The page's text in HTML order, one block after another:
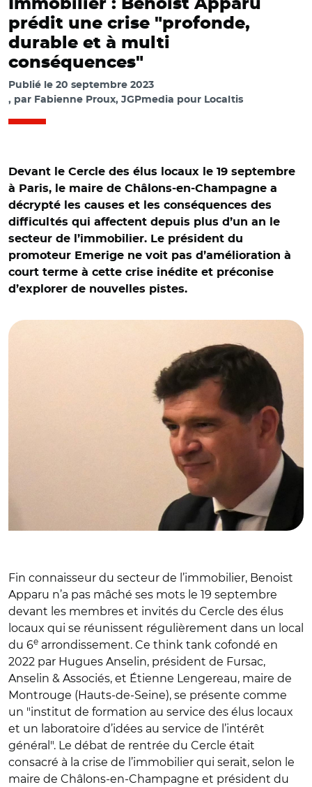
Immobilier : Benoist Apparu
prédit une crise "profonde,
durable et à multi
conséquences"
Publié le 20 septembre 2023
par Fabienne Proux, JGPmedia pour Localtis
Devant le Cercle des élus locaux le 19 septembre
à Paris, le maire de Châlons-en-Champagne a
décrypté les causes et les conséquences des
difficultés qui affectent depuis plus d’un an le
secteur de l’immobilier. Le président du
promoteur Emerige ne voit pas d’amélioration à
court terme à cette crise inédite et préconise
d’explorer de nouvelles pistes.
Fin connaisseur du secteur de l’immobilier, Benoist
Apparu n’a pas mâché ses mots le 19 septembre
devant les membres et invités du Cercle des élus
locaux qui se réunissent régulièrement dans un local
du 6e arrondissement. Ce think tank cofondé en
2022 par Hugues Anselin, président de Fursac,
Anselin & Associés, et Étienne Lengereau, maire de
Montrouge (Hauts-de-Seine), se présente comme
un "institut de formation au service des élus locaux
et un laboratoire d’idées au service de l’intérêt
général". Le débat de rentrée du Cercle était
consacré à la crise de l’immobilier qui serait, selon le
maire de Châlons-en-Champagne et président du